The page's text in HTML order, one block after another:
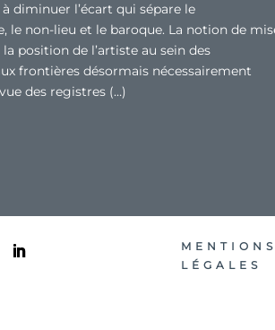
diminuer l’écart qui sépare le
le non-lieu et le baroque. La notion de
position de l’artiste au sein des
frontières désormais nécessairement
des registres (…)
LÉGALES